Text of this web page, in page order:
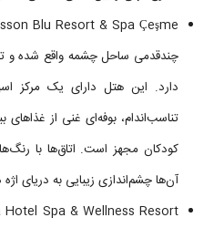
دارد. این هتل دارای یک مرکز
تناسب‌اندام، بوفه‌ای غنی از
کودکان مجهز است. اتاق‌ها با
آن‌ها چشم‌اندازی زیبایی به دریای اژه